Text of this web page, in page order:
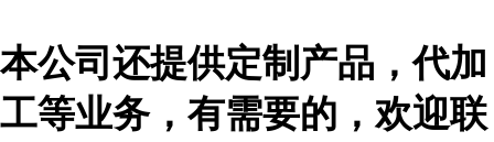
本公司还提供定制产品，代加
工等业务，有需要的，欢迎联